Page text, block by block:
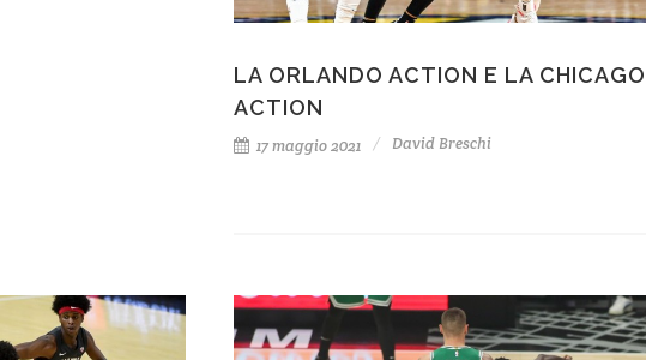
LA ORLANDO ACTION E LA CHICAGO
ACTION
17 maggio 2021 David Breschi